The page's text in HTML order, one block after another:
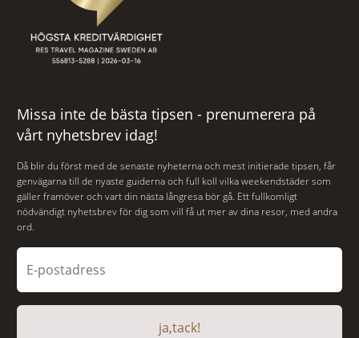
Missa inte de bästa tipsen - prenumerera på
vårt nyhetsbrev idag!
Då blir du först med de senaste nyheterna och mest initierade tipsen, får
genvägarna till de nyaste guiderna och full koll vilka weekendstäder som
gäller framöver och vart din nästa långresa bör gå. Ett fullkomligt
nödvändigt nyhetsbrev för dig som vill få ut mer av dina resor, med andra
ord.
ja,tack!